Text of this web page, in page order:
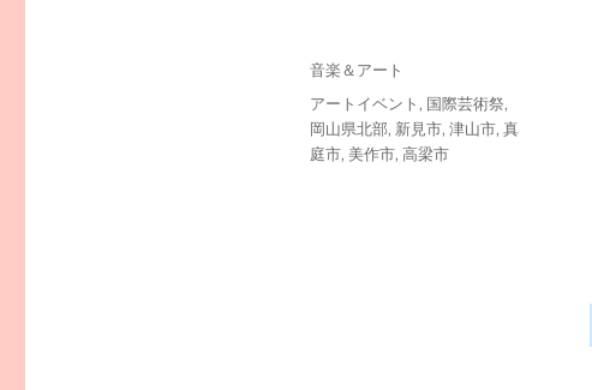
投
日:
カ
ゴ
リ
音楽＆アート
タ
グ
アートイベント , 国際芸術祭,
岡山県北部, 新見市, 津山市, 真
庭市, 美作市, 高梁市